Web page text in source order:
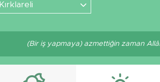
Kırklareli
(Bir iş yapmaya) azmettiğin zaman